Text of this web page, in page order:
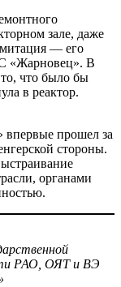
зале, даже
— его
«Жарновец». В
то, что было бы
в реактор.
прошел за
стороны.
органами
РАО, ОЯТ и ВЭ